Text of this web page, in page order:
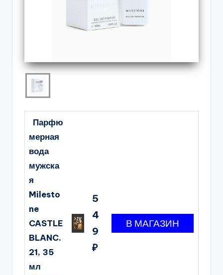
Парфю
мерная
вода
мужска
я
Milesto
ne
CASTLE
BLANC.
21, 35
мл
5
4
9
₽